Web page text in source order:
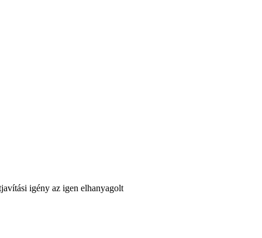
igény az igen elhanyagolt